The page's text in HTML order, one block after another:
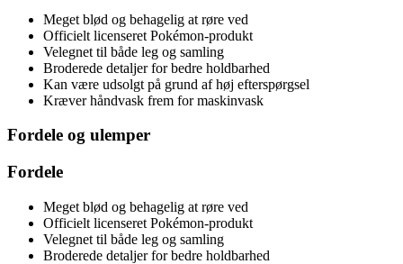
Meget blød og behagelig at røre ved
Officielt licenseret Pokémon-produkt
Velegnet til både leg og samling
Broderede detaljer for bedre holdbarhed
Kan være udsolgt på grund af høj efterspørgsel
Kræver håndvask frem for maskinvask
Fordele og ulemper
Fordele
Meget blød og behagelig at røre ved
Officielt licenseret Pokémon-produkt
Velegnet til både leg og samling
Broderede detaljer for bedre holdbarhed